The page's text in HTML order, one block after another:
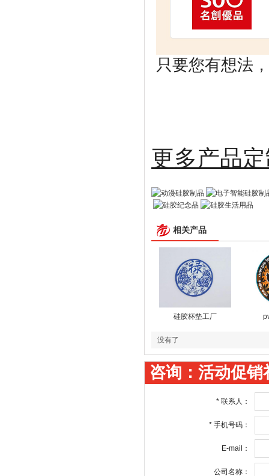
只要您有想法
更多
相关产品
硅胶杯垫工厂
没有了
咨询：活动促销
* 联系人：
* 手机号码：
E-mail：
公司名称：